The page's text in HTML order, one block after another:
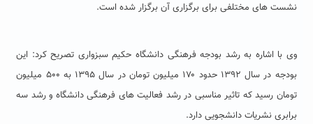
نشست های مختلفی برای برگزاری آن برگزار شده است.
وی با اشاره به رشد بودجه فرهنگی دانشگاه حکیم سبزواری تصریح کرد: این
بودجه در سال ۱۳۹۲ حدود ۱۷۰ میلیون تومان در سال ۱۳۹۵ به ۵۰۰ میلیون
تومان رسید که تاثیر مناسبی در رشد فعالیت های فرهنگی دانشگاه و رشد سه
برابری نشریات دانشجویی دارد.